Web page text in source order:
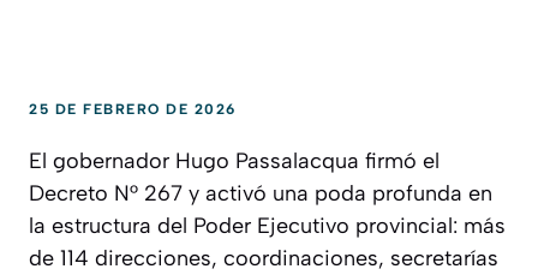
25 DE FEBRERO DE 2026
El gobernador Hugo Passalacqua firmó el
Decreto N° 267 y activó una poda profunda en
la estructura del Poder Ejecutivo provincial: más
de 114 direcciones, coordinaciones, secretarías